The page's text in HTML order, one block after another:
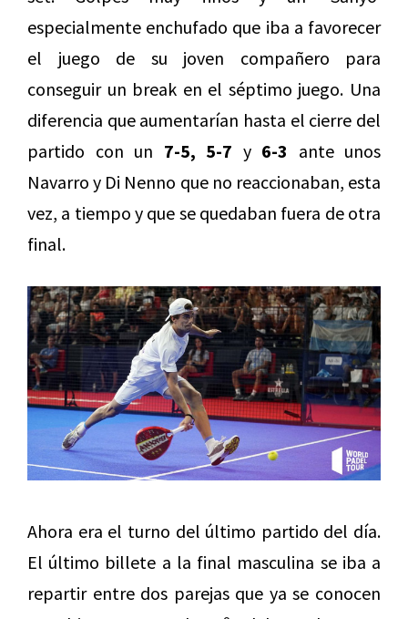
especialmente enchufado que iba a favorecer
el juego de su joven compañero para
conseguir un break en el séptimo juego. Una
diferencia que aumentarían hasta el cierre del
partido con un 7-5, 5-7 y 6-3 ante unos
Navarro y Di Nenno que no reaccionaban, esta
vez, a tiempo y que se quedaban fuera de otra
final.
Ahora era el turno del último partido del día.
El último billete a la final masculina se iba a
repartir entre dos parejas que ya se conocen